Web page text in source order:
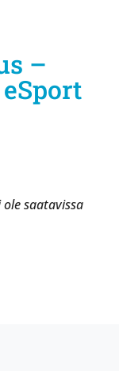
–
saatavissa